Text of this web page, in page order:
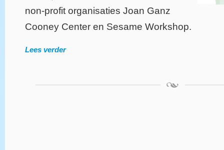
non-profit organisaties Joan Ganz
Cooney Center en Sesame Workshop.
Lees verder